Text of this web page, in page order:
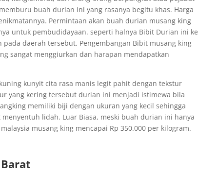
buah durian ini yang rasanya begitu khas. Harga
Permintaan akan buah durian musang king
untuk pembudidayaan. seperti halnya Bibit Durian ini ke
daerah tersebut. Pengembangan Bibit musang king
sangat menggiurkan dan harapan mendapatkan
kunyit cita rasa manis legit pahit dengan tekstur
yang kering tersebut durian ini menjadi istimewa bila
memiliki biji dengan ukuran yang kecil sehingga
lidah. Luar Biasa, meski buah durian ini hanya
musang king mencapai Rp 350.000 per kilogram.